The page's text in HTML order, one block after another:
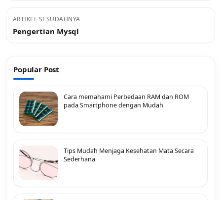
ARTIKEL SESUDAHNYA
Pengertian Mysql
Popular Post
Cara memahami Perbedaan RAM dan ROM
pada Smartphone dengan Mudah
Tips Mudah Menjaga Kesehatan Mata Secara
Sederhana